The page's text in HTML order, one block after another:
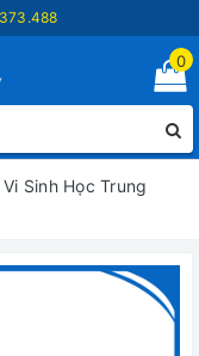
0
Sinh Học Trung